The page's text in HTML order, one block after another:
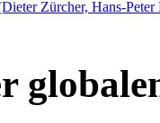
Zürcher, Hans-